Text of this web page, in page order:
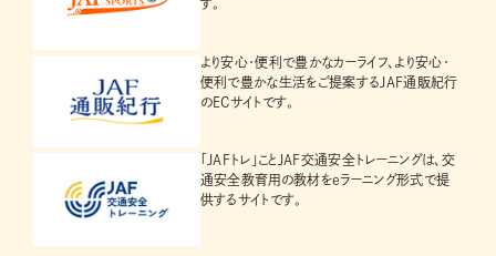
す。
より安心・便利で豊かなカーライフ、より安心・
便利で豊かな生活をご提案するJAF通販紀行
のECサイトです。
「JAFトレ」ことJAF交通安全トレーニングは、交
通安全教育用の教材をeラーニング形式で提
供するサイトです。